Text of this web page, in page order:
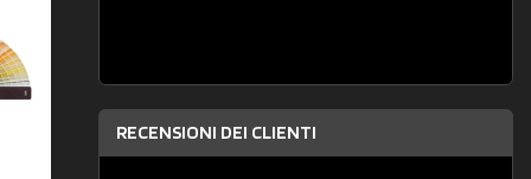
RECENSIONI DEI CLIENTI